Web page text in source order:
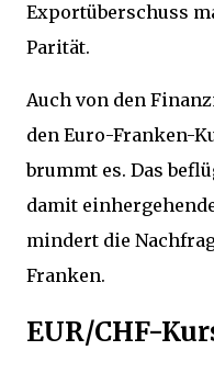
Exportüberschuss
Parität.
Auch von den
den Euro-Franken-
brummt es. Das
damit
mindert die
Franken.
EUR/CHF-